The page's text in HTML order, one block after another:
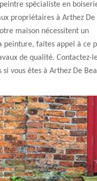
spécialiste en
propriétaires à Arthez De
maison nécessitent un
peinture, faites appel à ce
de qualité. Contactez-
vous êtes à Arthez De